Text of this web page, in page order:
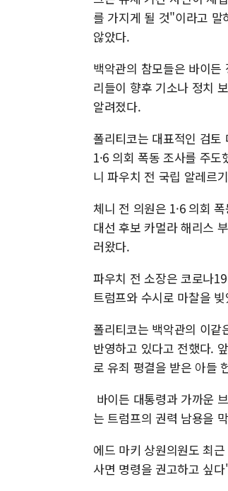
를 가지게 될 것"이라고 말
않았다.
백악관의 참모들은 바이
리들이 향후 기소나 정치
알려졌다.
폴리티코는 대표적인 검
1·6 의회 폭동 조사를 주
니 파우치 전 국립 알레르
체니 전 의원은 1·6 의회
대선 후보 카멀라 해리스
러왔다.
파우치 전 소장은 코로나
트럼프와 수시로 마찰을
폴리티코는 백악관의 이같
반영하고 있다고 전했다.
로 유죄 평결을 받은 아들
바이든 대통령과 가까운
는 트럼프의 권력 남용을
에드 마키 상원의원도 최
사면 명령을 권고하고 싶